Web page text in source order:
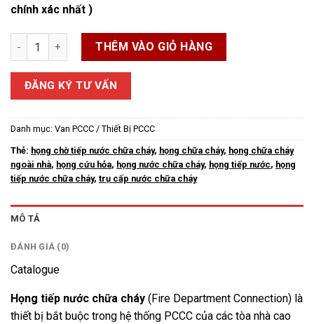
chính xác nhất )
Họng Tiếp Nước Chữa Cháy số lượng
THÊM VÀO GIỎ HÀNG
ĐĂNG KÝ TƯ VẤN
Danh mục: Van PCCC / Thiết Bị PCCC
Thẻ: họng chờ tiếp nước chữa cháy, họng chữa cháy, họng chữa cháy
ngoài nhà, họng cứu hỏa, họng nước chữa cháy, họng tiếp nước, họng
tiếp nước chữa cháy, trụ cấp nước chữa cháy
MÔ TẢ
ĐÁNH GIÁ (0)
Catalogue
Họng tiếp nước chữa cháy (Fire Department Connection) là
thiết bị bắt buộc trong hệ thống PCCC của các tòa nhà cao